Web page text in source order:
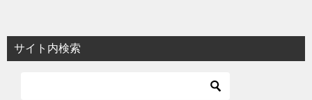
サイト内検索